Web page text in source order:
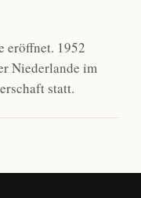
eröffnet. 1952
Niederlande im
statt.